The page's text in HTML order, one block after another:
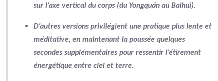
sur l’axe vertical du corps (du Yongquán au Baihuì).
D’autres versions privilégient une pratique plus lente et
méditative, en maintenant la poussée quelques
secondes supplémentaires pour ressentir l’étirement
énergétique entre ciel et terre.